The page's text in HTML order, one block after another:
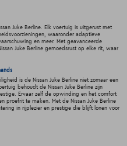
Juke Berline. Elk voertuig is uitgerust met
waaronder adaptieve
en meer. Met geavanceerde
Juke Berline gemoedsrust op elke rit, waar
is de Nissan Juke Berline niet zomaar een
behoudt de Nissan Juke Berline zijn
Ervaar zelf de opwinding en het comfort
proefrit te maken. Met de Nissan Juke Berline
in rijplezier en prestige die blijft lonen voor